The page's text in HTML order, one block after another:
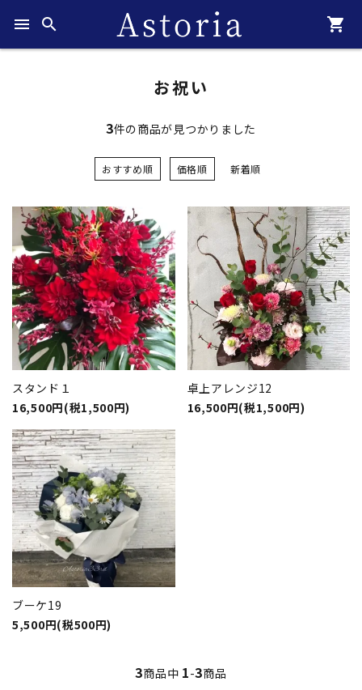
menu search shopping_cart
お祝い
3件の商品が見つかりました
おすすめ順 価格順 新着順
スタンド１
16,500円(税1,500円)
卓上アレンジ12
16,500円(税1,500円)
ブーケ19
5,500円(税500円)
3商品中 1-3商品